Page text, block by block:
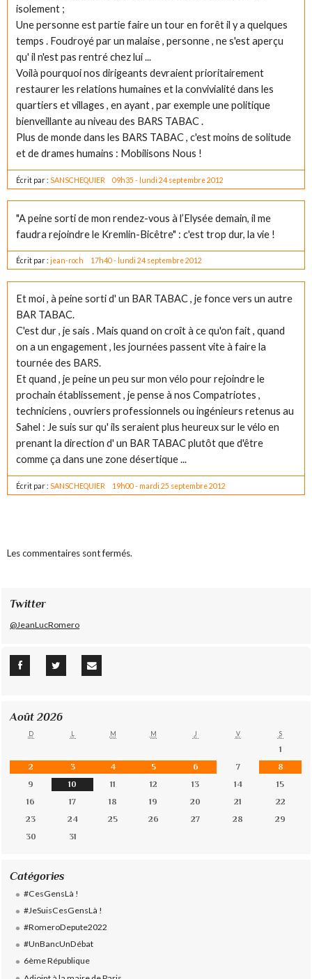
isolement ;
Une personne est partie faire un tour en forêt il y a quelques
temps . Foudroyé par un malaise , personne , ne s'est aperçu
qu' il n'est pas rentré chez lui ...
Voilà pourquoi nos dirigeants devraient prioritairement
restaurer les relations humaines et la convivialité dans les
quartiers et villages , en ayant , par exemple une politique
bienveillante au niveau des BARS TABAC .
Plus de monde dans les BARS TABAC , c'est moins de solitude
et de drames humains : Mobilisons Nous !
Écrit par : SANSCHEQUIER 09h35 - lundi 24 septembre 2012
"A peine sorti de mon rendez-vous à l’Elysée demain, il me
faudra rejoindre le Kremlin-Bicêtre" : c'est trop dur, la vie !
Écrit par : jean-roch 17h40- lundi 24 septembre 2012
Et moi , à peine sorti d' un BAR TABAC , je fonce vers un autre
BAR TABAC.
C'est dur , je sais . Mais quand on croît à ce qu'on fait , quand
on a un engagement , les journées passent vite à faire la
tournée des BARS.
Et quand , je peine un peu sur mon vélo pour rejoindre le
prochain établissement , je pense à nos Compatriotes ,
techniciens , ouvriers professionnels ou ingénieurs retenus au
Sahel : Je suis sur qu' ils seraient plus heureux sur le vélo en
prenant la direction d' un BAR TABAC plutôt que d'être
comme ça dans une zone désertique ...
Écrit par : SANSCHEQUIER 19h00- mardi 25 septembre 2012
Les commentaires sont fermés.
Twitter
@JeanLucRomero
Août 2026
D L M M J V S
1
2
3 4 5 6 7
8
9
10 11 12 13 14
15
16
17 18 19 20 21
22
23
24 25 26 27 28
29
30
31
Catégories
#CesGensLà !
#JeSuisCesGensLà !
#RomeroDepute2022
#UnBancUnDébat
6ème République